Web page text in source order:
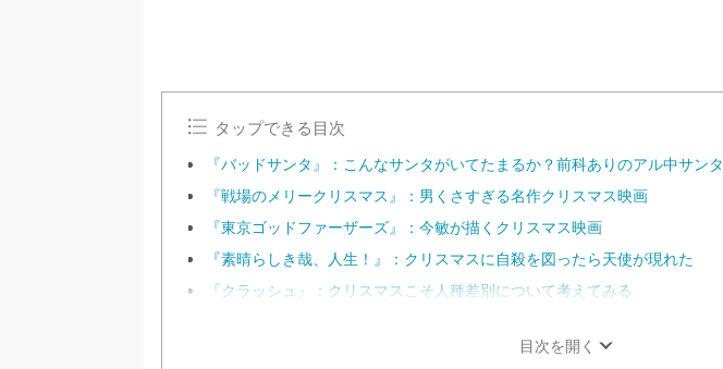
タップできる目次
『バッドサンタ』：こんなサンタがいてたまるか？前科ありのアル中サンタ
『戦場のメリークリスマス』：男くさすぎる名作クリスマス映画
『東京ゴッドファーザーズ』：今敏が描くクリスマス映画
『素晴らしき哉、人生！』：クリスマスに自殺を図ったら天使が現れた
『クラッシュ』：クリスマスこそ人種差別について考えてみる
目次を開く